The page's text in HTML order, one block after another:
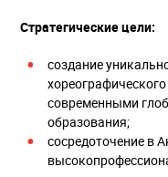
Стратегические цели:
создание
современными
образования;
сосредоточение в